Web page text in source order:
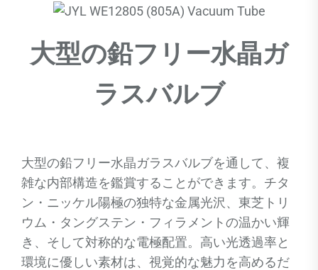
大型の鉛フリー水晶ガ
ラスバルブ
大型の鉛フリー水晶ガラスバルブを通して、複
雑な内部構造を鑑賞することができます。チタ
ン・ニッケル陽極の独特な金属光沢、東芝トリ
ウム・タングステン・フィラメントの温かい輝
き、そして対称的な電極配置。高い光透過率と
環境に優しい素材は、視覚的な魅力を高めるだ